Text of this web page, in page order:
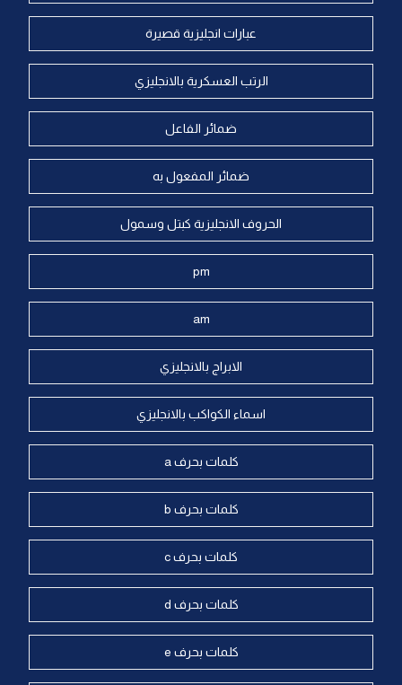
عبارات انجليزية قصيرة
الرتب العسكرية بالانجليزي
ضمائر الفاعل
ضمائر المفعول به
الحروف الانجليزية كبتل وسمول
pm
am
الابراج بالانجليزي
اسماء الكواكب بالانجليزي
كلمات بحرف a
كلمات بحرف b
كلمات بحرف c
كلمات بحرف d
كلمات بحرف e